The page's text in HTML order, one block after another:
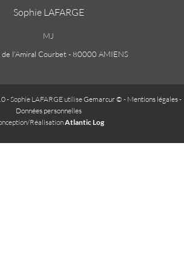
Sophie LAFARGE
MJ
l'Amiral Courbet - 80000 AMIENS
- Sophie LAFARGE utiliseGemarcur © - Mentions légales-
Données personnelles
RéalisationAtlantic Log